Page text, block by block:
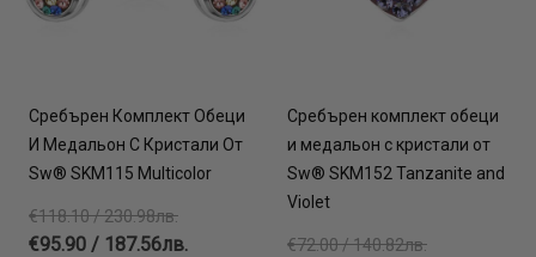
Сребърен Комплект Обеци
И Медальон С Кристали От
Sw® SKM115 Multicolor
€118.10 / 230.98лв.
€95.90 / 187.56лв.
Сребърен комплект обеци
и медальон с кристали от
Sw® SKM152 Tanzanite and
Violet
€72.00 / 140.82лв.